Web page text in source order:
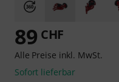
89 CHF
Alle Preise inkl. MwSt.
Sofort lieferbar